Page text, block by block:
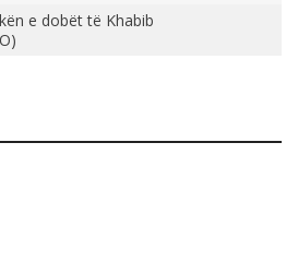
e dobët të Khabib